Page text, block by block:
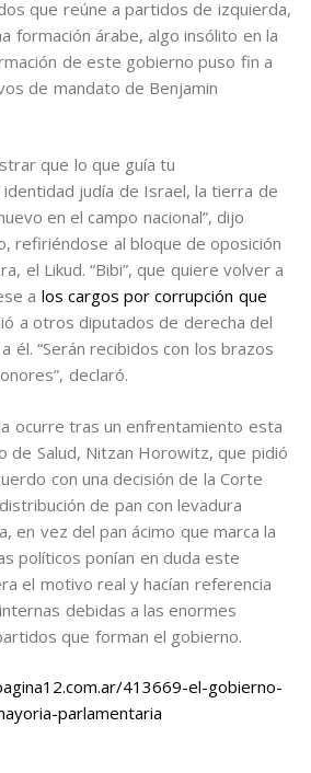
que reúne a partidos de izquierda,
formación árabe, algo insólito en la
de este gobierno puso fin a
de mandato de Benjamin
que lo que guía tu
judía de Israel, la tierra de
en el campo nacional”, dijo
refiriéndose al bloque de oposición
el Likud. “Bibi”, que quiere volver a
a los cargos por corrupción que
a otros diputados de derecha del
él. “Serán recibidos con los brazos
declaró.
ocurre tras un enfrentamiento esta
de Salud, Nitzan Horowitz, que pidió
con una decisión de la Corte
de pan con levadura
en vez del pan ácimo que marca la
políticos ponían en duda este
el motivo real y hacían referencia
debidas a las enormes
que forman el gobierno.
413669-el-gobierno-
parlamentaria